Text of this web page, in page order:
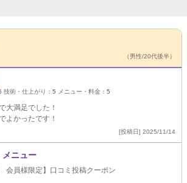
Pick Up
（男性/20代後半）
技術・仕上がり： 5 メニュー・料金： 5
大満足でした！
よかったです！
[投稿日] 2025/11/14
メニュー
会員様限定】口コミ投稿クーポン